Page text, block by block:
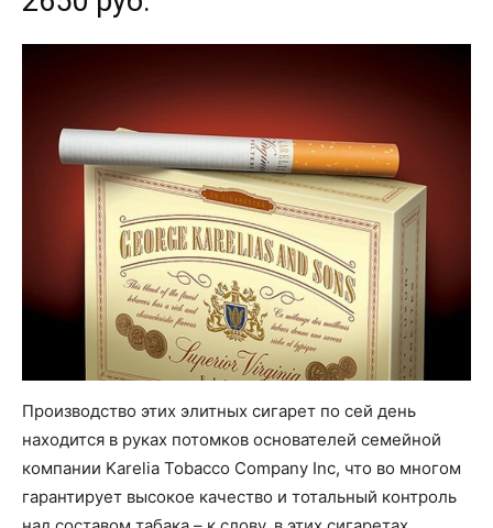
Производство этих элитных сигарет по сей день
находится в руках потомков основателей семейной
компании Karelia Tobacco Company Inc, что во многом
гарантирует высокое качество и тотальный контроль